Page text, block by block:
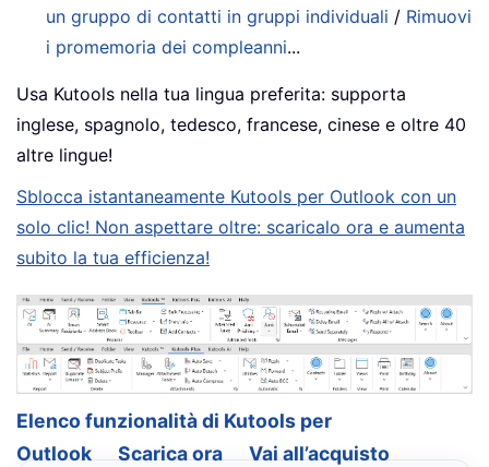
un gruppo di contatti in gruppi individuali / Rimuovi
i promemoria dei compleanni...
Usa Kutools nella tua lingua preferita: supporta
inglese, spagnolo, tedesco, francese, cinese e oltre 40
altre lingue!
Sblocca istantaneamente Kutools per Outlook con un
solo clic! Non aspettare oltre: scaricalo ora e aumenta
subito la tua efficienza!
Elenco funzionalità di Kutools per
Outlook
Scarica ora Vai all’acquisto